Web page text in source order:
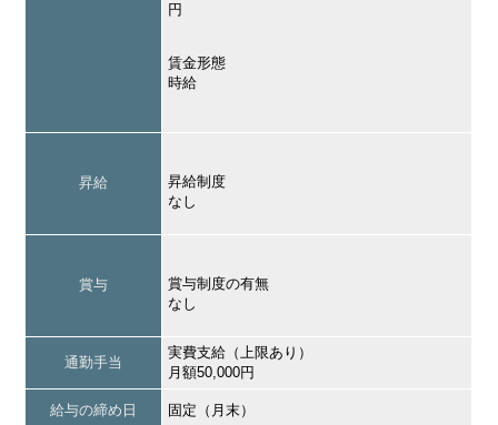
円
賃金形態
時給
昇給
昇給制度
なし
賞与
賞与制度の有無
なし
通勤手当
実費支給（上限あり）
月額50,000円
給与の締め日 固定（月末）